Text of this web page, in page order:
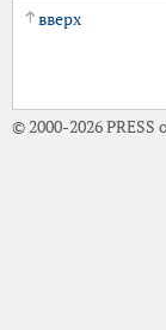
вверх
© 2000-2026 PRESS